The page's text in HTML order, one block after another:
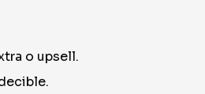
o upsell.